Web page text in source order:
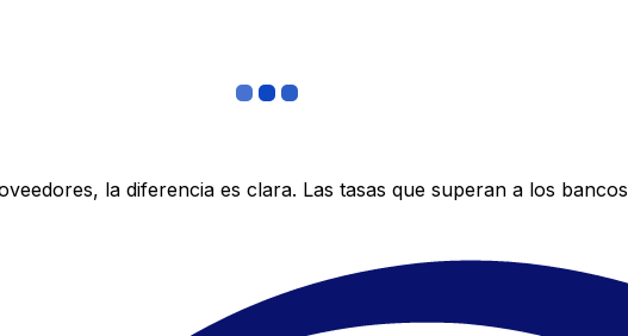
la diferencia es clara. Las tasas que superan a los